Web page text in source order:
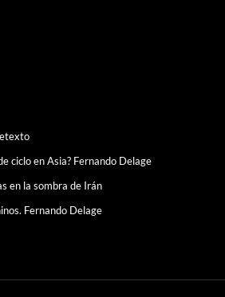
ciclo en Asia? Fernando Delage
en la sombra de Irán
Fernando Delage